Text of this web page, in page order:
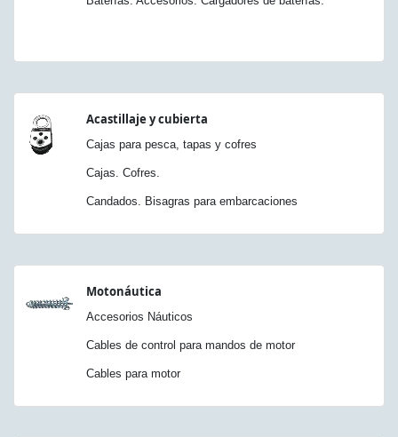
Acastillaje y cubierta
Cajas para pesca, tapas y cofres
Cajas. Cofres.
Candados. Bisagras para embarcaciones
Motonáutica
Accesorios Náuticos
Cables de control para mandos de motor
Cables para motor